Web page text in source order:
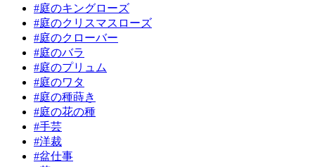
#庭のキングローズ
#庭のクリスマスローズ
#庭のクローバー
#庭のバラ
#庭のプリュム
#庭のワタ
#庭の種蒔き
#庭の花の種
#手芸
#洋裁
#盆仕事